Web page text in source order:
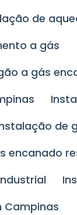
de
a gás
a gás
de
encanado
Campinas